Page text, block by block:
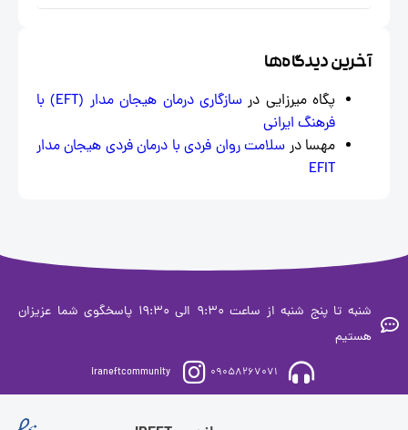
دیدگاه‌ها
پگاه میرزاییدر
سازگاری درمان هیجان‌ مدار (EFT) با
فرهنگ ایرانی
مهسادرسلامت روان فردی با درمان فردی هیجان مدار
شنبه تا پنج شنبه از ساعت 9:30 الی 19:30 پاسخگوی شما عزیزان
09058267071
iraneftcommunity